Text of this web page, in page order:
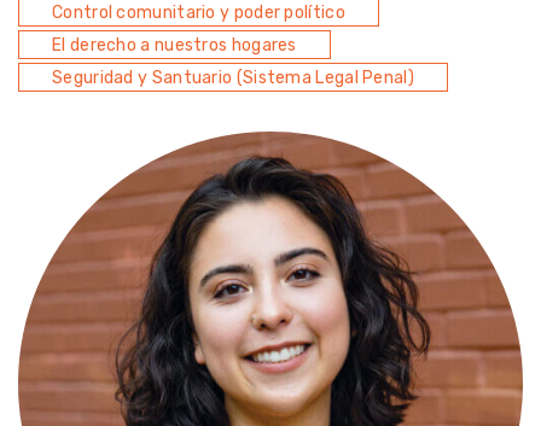
Control comunitario y poder político
El derecho a nuestros hogares
Seguridad y Santuario (Sistema Legal Penal)